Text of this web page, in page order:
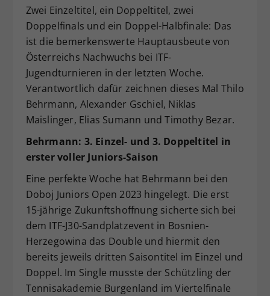
Zwei Einzeltitel, ein Doppeltitel, zwei
Doppelfinals und ein Doppel-Halbfinale: Das
ist die bemerkenswerte Hauptausbeute von
Österreichs Nachwuchs bei ITF-
Jugendturnieren in der letzten Woche.
Verantwortlich dafür zeichnen dieses Mal Thilo
Behrmann, Alexander Gschiel, Niklas
Maislinger, Elias Sumann und Timothy Bezar.
Behrmann: 3. Einzel- und 3. Doppeltitel in
erster voller Juniors-Saison
Eine perfekte Woche hat Behrmann bei den
Doboj Juniors Open 2023 hingelegt. Die erst
15-jährige Zukunftshoffnung sicherte sich bei
dem ITF-J30-Sandplatzevent in Bosnien-
Herzegowina das Double und hiermit den
bereits jeweils dritten Saisontitel im Einzel und
Doppel. Im Single musste der Schützling der
Tennisakademie Burgenland im Viertelfinale
Zweck
Dieser Wert speichert Ihre Consent-
Einstellungen. Unter anderem eine
zufällig generierte ID, für die
historische Speicherung Ihrer
vorgenommen Einstellungen, falls der
hat.